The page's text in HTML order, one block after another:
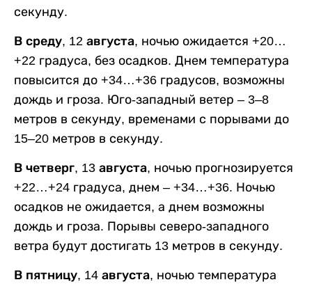
секунду.
В среду, 12 августа, ночью ожидается +20…
+22 градуса, без осадков. Днем температура
повысится до +34…+36 градусов, возможны
дождь и гроза. Юго-западный ветер – 3–8
метров в секунду, временами с порывами до
15–20 метров в секунду.
В четверг, 13 августа, ночью прогнозируется
+22…+24 градуса, днем – +34…+36. Ночью
осадков не ожидается, а днем возможны
дождь и гроза. Порывы северо-западного
ветра будут достигать 13 метров в секунду.
В пятницу, 14 августа, ночью температура